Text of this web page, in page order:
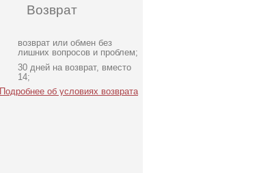
Возврат
возврат или обмен без
лишних вопросов и проблем;
30 дней на возврат, вместо
14;
Подробнее об условиях возврата